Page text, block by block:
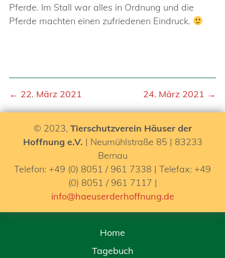
Pferde. Im Stall war alles in Ordnung und die
Pferde machten einen zufriedenen Eindruck.
← 22. März 2021 24. März 2021 →
© 2023, Tierschutzverein Häuser der
Hoffnung e.V. | Neumühlstraße 85 | 83233
Bernau
Telefon: +49 (0) 8051 / 961 7338 | Telefax: +49
(0) 8051 / 961 7117 |
info@haeuserderhoffnung.de
Home
Tagebuch